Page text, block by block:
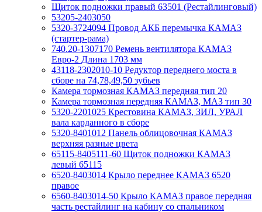
Щиток подножки правый 63501 (Рестайлинговый)
53205-2403050
5320-3724094 Провод АКБ перемычка КАМАЗ
(стартер-рама)
740.20-1307170 Ремень вентилятора КАМАЗ
Евро-2 Длина 1703 мм
43118-2302010-10 Редуктор переднего моста в
сборе на 74,78,49,50 зубьев
Камера тормозная КАМАЗ передняя тип 20
Камера тормозная передняя КАМАЗ, МАЗ тип 30
5320-2201025 Крестовина КАМАЗ, ЗИЛ, УРАЛ
вала карданного в сборе
5320-8401012 Панель облицовочная КАМАЗ
верхняя разные цвета
65115-8405111-60 Щиток подножки КАМАЗ
левый 65115
6520-8403014 Крыло переднее КАМАЗ 6520
правое
6560-8403014-50 Крыло КАМАЗ правое передняя
часть рестайлинг на кабину со спальником